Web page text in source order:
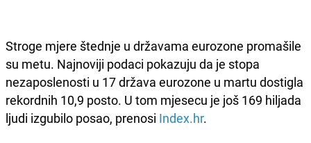
Stroge mjere štednje u državama eurozone promašile
su metu. Najnoviji podaci pokazuju da je stopa
nezaposlenosti u 17 država eurozone u martu dostigla
rekordnih 10,9 posto. U tom mjesecu je još 169 hiljada
ljudi izgubilo posao, prenosi Index.hr.